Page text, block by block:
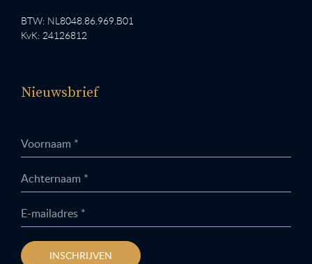
BTW: NL8048.86.969.B01
KvK: 24126812
Nieuwsbrief
Voornaam *
Achternaam *
E-mailadres *
INSCHRIJVEN